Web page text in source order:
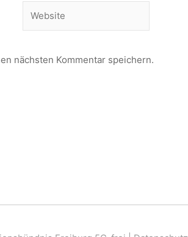
nächsten Kommentar speichern.